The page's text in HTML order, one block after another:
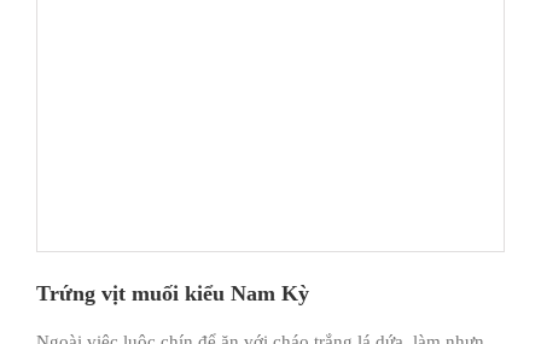
Trứng vịt muối kiểu Nam Kỳ